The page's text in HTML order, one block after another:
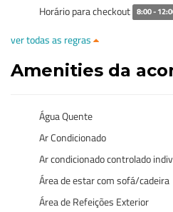
Horário para checkout 8:00 -
ver todas as regras
Amenities da
Água Quente
Ar Condicionado
Ar condicionado controlado
Área de estar com sofá/cadeira
Área de Refeições Exterior